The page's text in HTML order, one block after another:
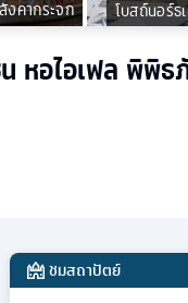
งคากระจก โบสถ์นอร์ธ
น หอไอเฟล พิ
ชมสถาปัตย์